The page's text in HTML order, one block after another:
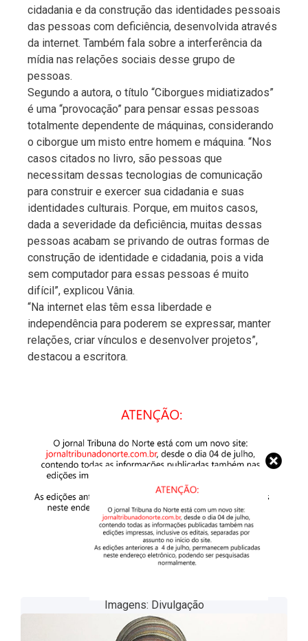
cidadania e da construção das identidades pessoais
das pessoas com deficiência, desenvolvida através
da internet. Também fala sobre a interferência da
mídia nas relações sociais desse grupo de
pessoas.
Segundo a autora, o título “Ciborgues midiatizados”
é uma “provocação” para pensar essas pessoas
totalmente dependente de máquinas, considerando
o ciborgue um misto entre homem e máquina. “Nos
casos citados no livro, são pessoas que
necessitam dessas tecnologias de comunicação
para construir e exercer sua cidadania e suas
identidades culturais. Porque, em muitos casos,
dada a severidade da deficiência, muitas dessas
pessoas acabam se privando de outras formas de
construção de identidade e cidadania, pois a vida
sem computador para essas pessoas é muito
difícil”, explicou Vânia.
“Na internet elas têm essa liberdade e
independência para poderem se expressar, manter
relações, criar vínculos e desenvolver projetos”,
destacou a escritora.
Imagens: Divulgação